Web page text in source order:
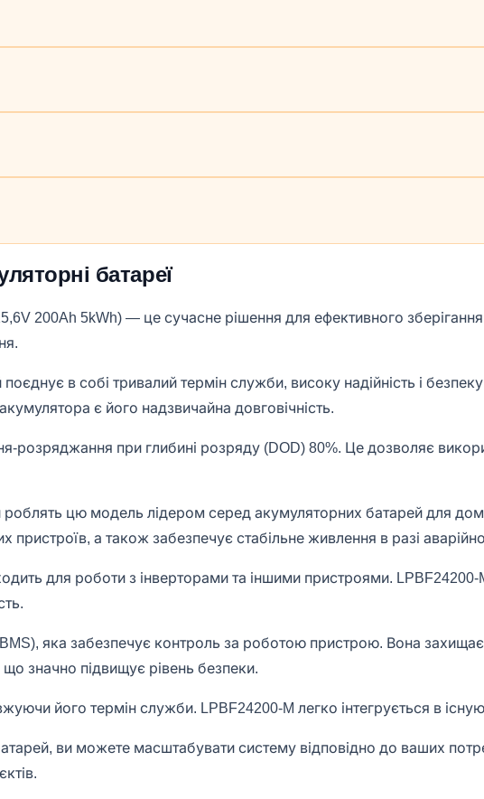
батареї
200Ah 5kWh) — це сучасне рішення для ефективного зберігання
поєднує в собі тривалий термін служби, високу надійність і
є його надзвичайна довговічність.
розряджання при глибині розряду (DOD) 80%. Це дозволяє
роблять цю модель лідером серед акумуляторних батарей для
а також забезпечує стабільне живлення в разі
для роботи з інверторами та іншими пристроями.
яка забезпечує контроль за роботою пристрою. Вона
значно підвищує рівень безпеки.
його термін служби. LPBF24200-M легко інтегрується в
ви можете масштабувати систему відповідно до ваших